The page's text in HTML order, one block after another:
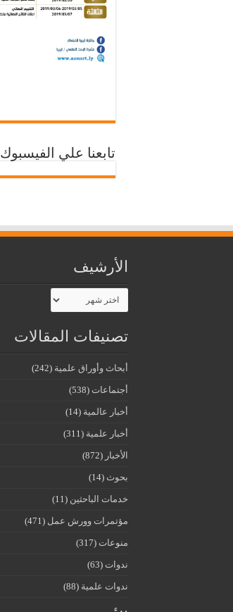
تابعنا علي الفيسبوك
الأرشيف
الأرشيف
تصنيفات المقالات
أبحاث وأوراق علمية (242)
أجتماعات (538)
أخبار عالمية (14)
أخبار علمية (311)
الأخبار (872)
بحوث (14)
خدمات الباحثين (11)
مؤتمرات وورش عمل (471)
منوعات (317)
ندوات (63)
ندوات علمية (88)